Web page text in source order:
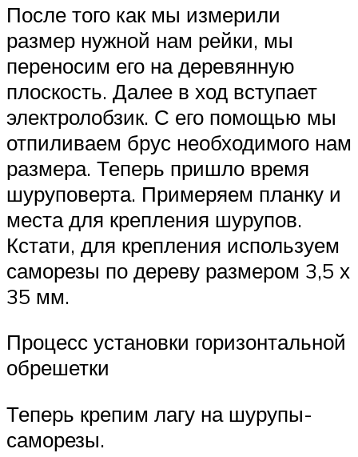
После того как мы измерили
размер нужной нам рейки, мы
переносим его на деревянную
плоскость. Далее в ход вступает
электролобзик. С его помощью мы
отпиливаем брус необходимого нам
размера. Теперь пришло время
шуруповерта. Примеряем планку и
места для крепления шурупов.
Кстати, для крепления используем
саморезы по дереву размером 3,5 х
35 мм.
Процесс установки горизонтальной
обрешетки
Теперь крепим лагу на шурупы-
саморезы.